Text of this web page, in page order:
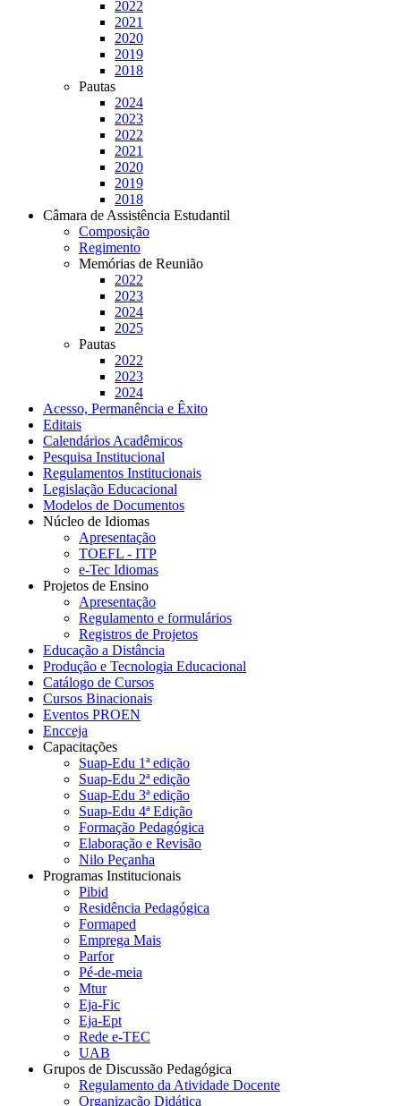
2022
2021
2020
2019
2018
Pautas
2024
2023
2022
2021
2020
2019
2018
Câmara de Assistência Estudantil
Composição
Regimento
Memórias de Reunião
2022
2023
2024
2025
Pautas
2022
2023
2024
Acesso, Permanência e Êxito
Editais
Calendários Acadêmicos
Pesquisa Institucional
Regulamentos Institucionais
Legislação Educacional
Modelos de Documentos
Núcleo de Idiomas
Apresentação
TOEFL - ITP
e-Tec Idiomas
Projetos de Ensino
Apresentação
Regulamento e formulários
Registros de Projetos
Educação a Distância
Produção e Tecnologia Educacional
Catálogo de Cursos
Cursos Binacionais
Eventos PROEN
Encceja
Capacitações
Suap-Edu 1ª edição
Suap-Edu 2ª edição
Suap-Edu 3ª edição
Suap-Edu 4ª Edição
Formação Pedagógica
Elaboração e Revisão
Nilo Peçanha
Programas Institucionais
Pibid
Residência Pedagógica
Formaped
Emprega Mais
Parfor
Pé-de-meia
Mtur
Eja-Fic
Eja-Ept
Rede e-TEC
UAB
Grupos de Discussão Pedagógica
Regulamento da Atividade Docente
Organização Didática